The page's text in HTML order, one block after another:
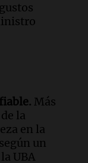
a
Villa
Más
la
en la
un
UBA